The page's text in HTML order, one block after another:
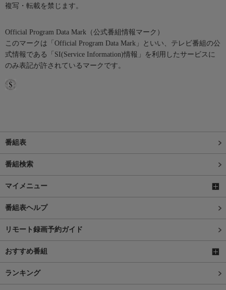
複写・転載を禁じます。
Official Program Data Mark（公式番組情報マーク）
このマークは「Official Program Data Mark」といい、テレビ番組の公
式情報である「SI(Service Information)情報」を利用したサービスに
のみ表記が許されているマークです。
番組表
番組検索
マイメニュー
番組表ヘルプ
リモート録画予約ガイド
おすすめ番組
ランキング